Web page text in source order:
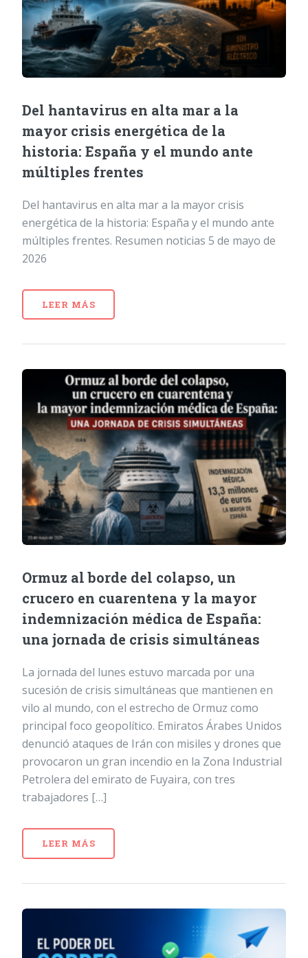
Del hantavirus en alta mar a la
mayor crisis energética de la
historia: España y el mundo ante
múltiples frentes
Del hantavirus en alta mar a la mayor crisis
energética de la historia: España y el mundo ante
múltiples frentes. Resumen noticias 5 de mayo de
2026
LEER MÁS
Ormuz al borde del colapso, un
crucero en cuarentena y la mayor
indemnización médica de España:
una jornada de crisis simultáneas
La jornada del lunes estuvo marcada por una
sucesión de crisis simultáneas que mantienen en
vilo al mundo, con el estrecho de Ormuz como
principal foco geopolítico. Emiratos Árabes Unidos
denunció ataques de Irán con misiles y drones que
provocaron un gran incendio en la Zona Industrial
Petrolera del emirato de Fuyaira, con tres
trabajadores […]
LEER MÁS